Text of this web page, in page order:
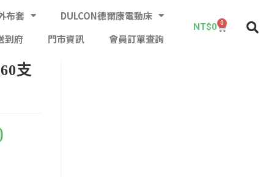
布套
DULCON德爾康電動床
到府
門市資訊 會員訂單查詢
NT$0 0
支